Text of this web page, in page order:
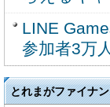
LINE
参加者3万
とれまがファイナ